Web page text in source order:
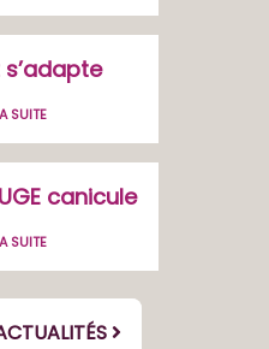
s’adapte
SUITE
canicule
SUITE